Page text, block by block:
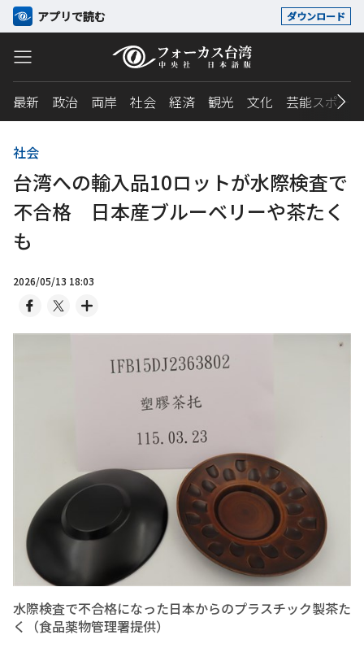
アプリで読む ダウンロード
最新 政治 両岸 社会 経済 観光 文化 芸能スポーツ
社会
台湾への輸入品10ロットが水際検査で
不合格 日本産ブルーベリーや茶たく
も
2026/05/13 18:03
水際検査で不合格になった日本からのプラスチック製茶た
く（食品薬物管理署提供）